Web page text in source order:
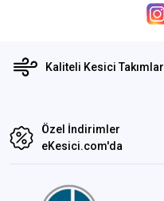
Kaliteli Kesici Takımlar
Özel İndirimler
eKesici.com'da